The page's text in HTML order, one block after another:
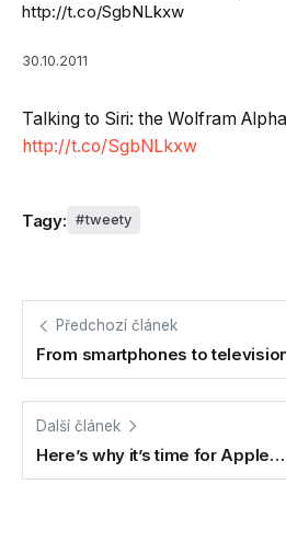
http://t.co/SgbNLkxw
30.10.2011
Talking to Siri: the Wolfram
http://t.co/SgbNLkxw
Tagy: tweety
Předchozí článek
From smartphones to
Další článek
Here’s why it’s time for Apple…